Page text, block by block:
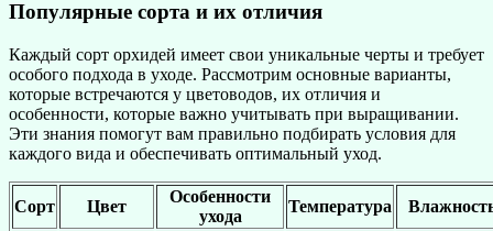
Популярные сорта и их отличия
Каждый сорт орхидей имеет свои уникальные черты и требует
особого подхода в уходе. Рассмотрим основные варианты,
которые встречаются у цветоводов, их отличия и
особенности, которые важно учитывать при выращивании.
Эти знания помогут вам правильно подбирать условия для
каждого вида и обеспечивать оптимальный уход.
Сорт Цвет
Особенности
ухода
Температура